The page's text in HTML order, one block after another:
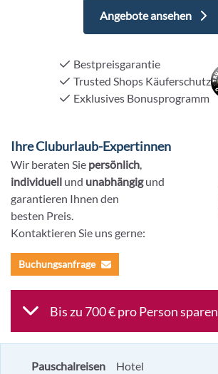
Angebote ansehen
Bestpreisgarantie
Trusted Shops Käuferschutz
Exklusives Bonusprogramm
Ihre Cluburlaub-Expertinnen
Wir beraten Sie persönlich,
individuell und unabhängigund
garantieren Ihnen den
besten Preis.
Kontaktieren Sie uns gerne:
Buchungsanfrage
Bis zu 700 € pro Person sparen
Pauschalreisen Hotel